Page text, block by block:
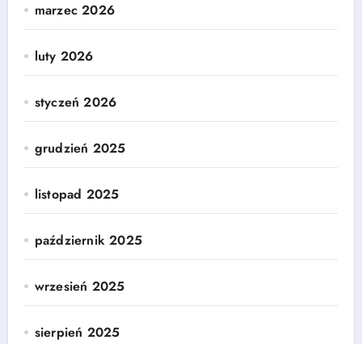
marzec 2026
luty 2026
styczeń 2026
grudzień 2025
listopad 2025
październik 2025
wrzesień 2025
sierpień 2025